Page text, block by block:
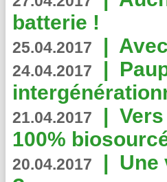
batterie !
25.04.2017 |
24.04.2017 |
21.04.2017 |
100%
20.04.2017 | Une